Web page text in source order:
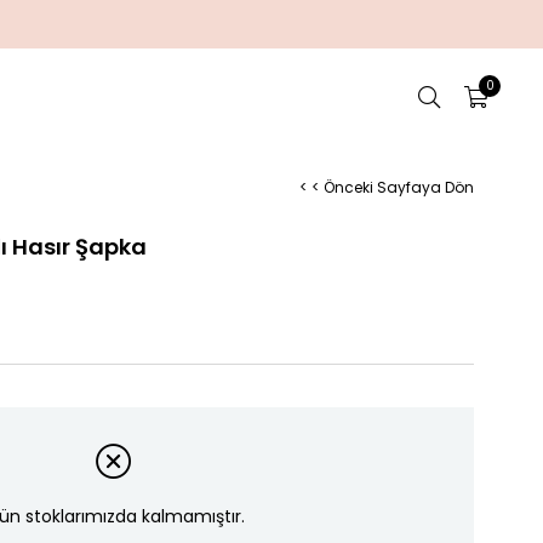
0
< < Önceki Sayfaya Dön
Hasır Şapka
stoklarımızda kalmamıştır.